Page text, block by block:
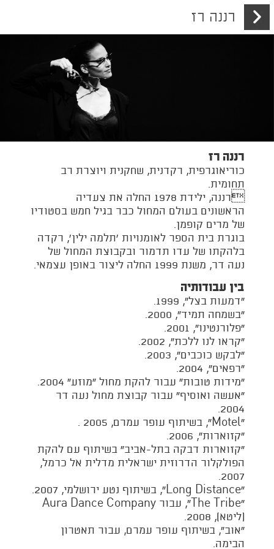
ילדים
פרוייקטים נוספים
צרו איתנו קשר
ENGLISH SITE
לוח הופעות
השימוע
רננה רז
רננה רז
כוריאוגרפית, רקדנית, שחקנית ויוצרת רב
תחומית.
רננה, ילידת 1978 החלה את צעדיה
הראשונים בעולם המחול כבר בגיל חמש בסטודיו
של מרים קופמן.
בוגרת בית הספר לאומנויות ׳תלמה ילין׳, רקדה
בלהקתו של עדו תדמור ובקבוצת המחול של
נעה דר, משנת 1999 החלה ליצור באופן עצמאי.
בין עבודותיה
“דמעות בצל”, 1999.
“בשמחה תמיד”, 2000.
“פלורנטינו”, 2001.
“קראו לנו ללכת”, 2002.
“לבקש כוכבים”, 2003.
“רפאים”, 2004.
“מידות טובות” עבור להקת מחול “מוזע” 2004.
“אעשה ואוסיף” עבור קבוצת מחול נעה דר
2004.
״Motel”, בשיתוף עופר עמרם, 2005 .
“קזוארות”, 2006.
“קזוארות דבקה בתל-אביב” בשיתוף עם להקת
הפולקלור הדרוזית ישראלית מדלית אל כרמל,
2007.
“Long Distance”, בשיתוף נטע ירושלמי, 2007.
“The Tribe”, עבור Aura Dance Company
(ליטא), 2008.
“אוב”, בשיתוף עופר עמרם, עבור תאטרון
הבימה.